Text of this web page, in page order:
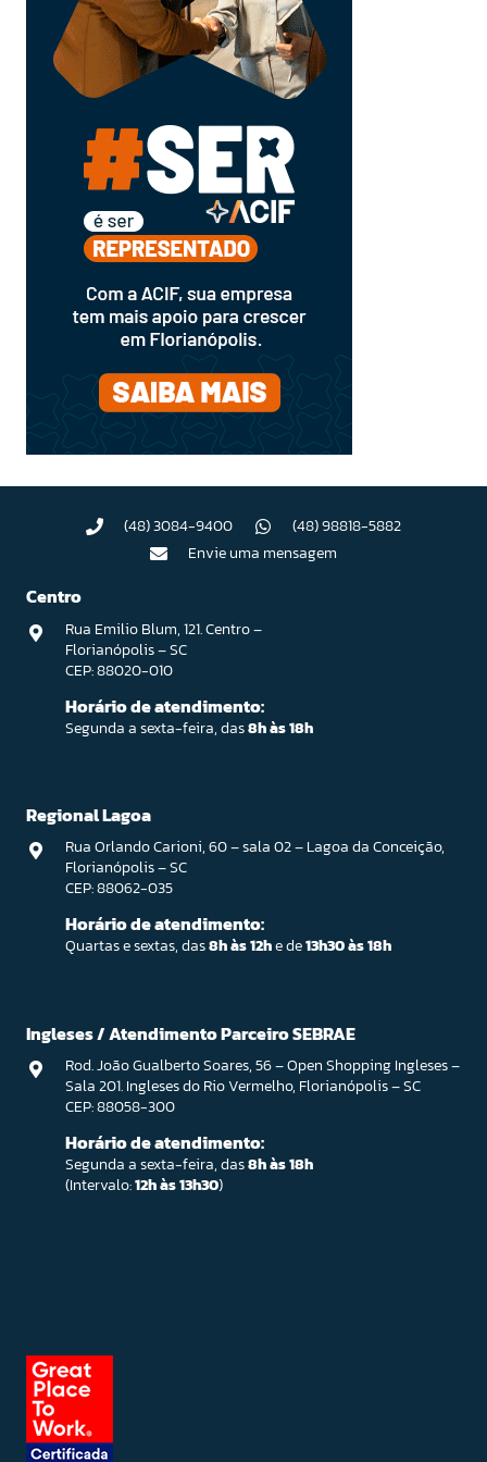
(48) 3084-9400
(48) 98818-5882
Envie uma mensagem
Centro
Rua Emilio Blum, 121. Centro –
Florianópolis – SC
CEP: 88020-010
Horário de atendimento:
Segunda a sexta-feira, das8h às 18h
Regional Lagoa
Rua Orlando Carioni, 60 – sala 02 – Lagoa da Conceição,
Florianópolis – SC
CEP: 88062-035
Horário de atendimento:
Quartas e sextas, das8h às 12he de13h30 às 18h
Ingleses / Atendimento Parceiro SEBRAE
Rod. João Gualberto Soares, 56 – Open Shopping Ingleses –
Sala 201. Ingleses do Rio Vermelho, Florianópolis – SC
CEP: 88058-300
Horário de atendimento:
Segunda a sexta-feira, das8h às 18h
(Intervalo:12h às 13h30)